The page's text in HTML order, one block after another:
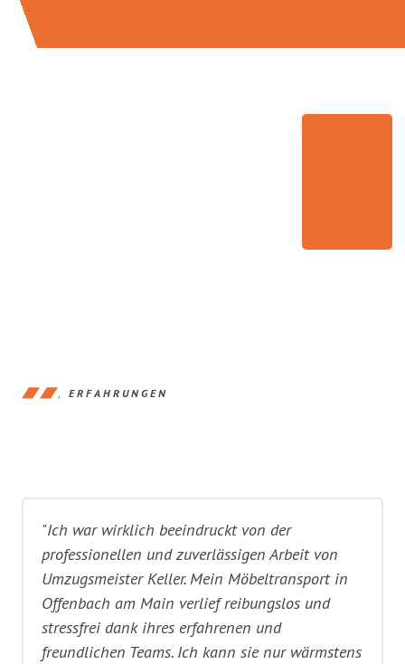
ERFAHRUNGEN
"Ich war wirklich beeindruckt von der
professionellen und zuverlässigen Arbeit von
Umzugsmeister Keller. Mein Möbeltransport in
Offenbach am Main verlief reibungslos und
stressfrei dank ihres erfahrenen und
freundlichen Teams. Ich kann sie nur wärmstens